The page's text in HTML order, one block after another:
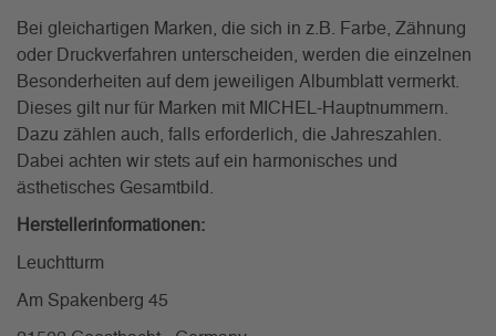
Bei gleichartigen Marken, die sich in z.B. Farbe, Zähnung
oder Druckverfahren unterscheiden, werden die einzelnen
Besonderheiten auf dem jeweiligen Albumblatt vermerkt.
Dieses gilt nur für Marken mit MICHEL-Hauptnummern.
Dazu zählen auch, falls erforderlich, die Jahreszahlen.
Dabei achten wir stets auf ein harmonisches und
ästhetisches Gesamtbild.
Herstellerinformationen:
Leuchtturm
Am Spakenberg 45